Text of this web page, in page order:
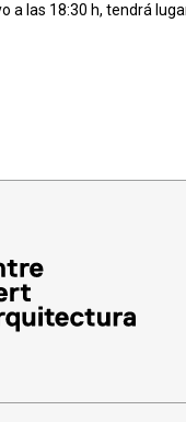
a las 18:30 h, tendrá